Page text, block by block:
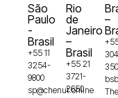
São
Paulo
-
Brasil
+55 11
3254-
9800
sp@chenut.online
Rio
de
Janeiro
–
Brasil
+55 21
3721-
2650
–
The